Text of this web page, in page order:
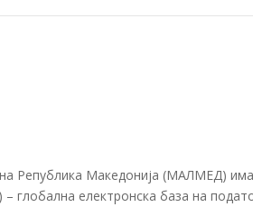
на Република Македонија (МАЛМЕД)
глобална електронска база на